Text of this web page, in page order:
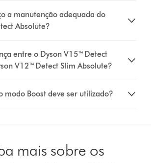
a manutenção adequada do
Absolute?
entre o Dyson V15™ Detect
V12™ Detect Slim Absolute?
modo Boost deve ser utilizado?
mais sobre os